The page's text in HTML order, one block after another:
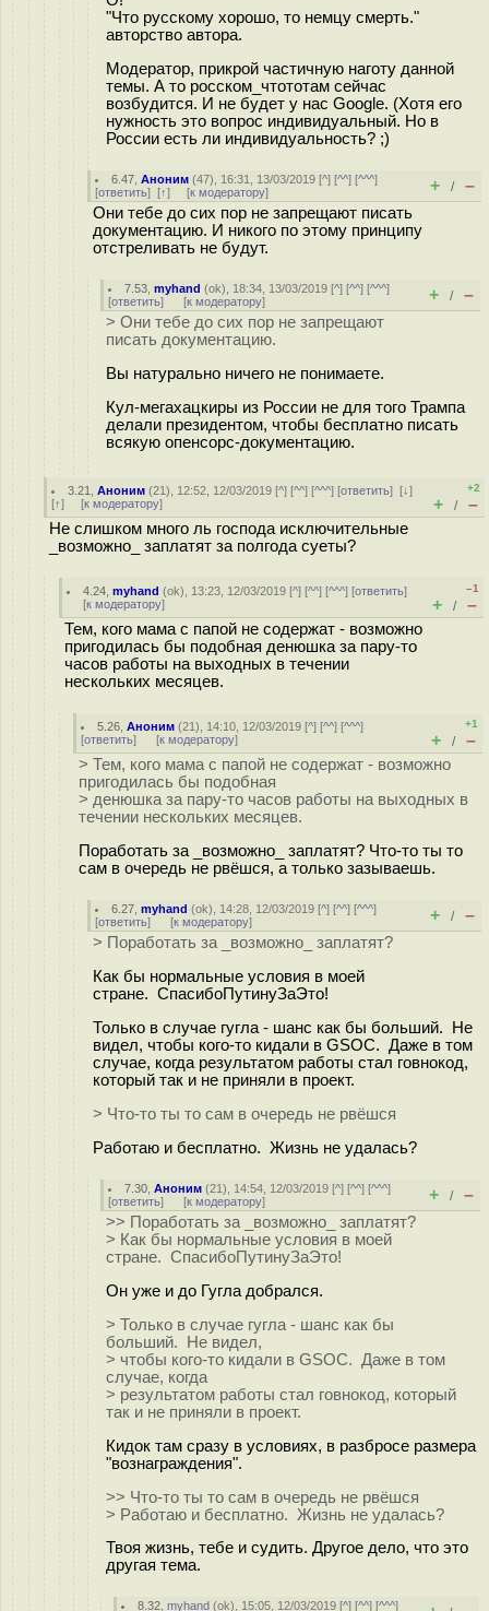
"Что русскому хорошо, то немцу смерть."
авторство автора.
Модератор, прикрой частичную наготу данной
темы. А то росском_чтототам сейчас
возбудится. И не будет у нас Google. (Хотя его
нужность это вопрос индивидуальный. Но в
России есть ли индивидуальность? ;)
6.47 ,Аноним (47), 16:31, 13/03/2019 [^] [^^] [^^^]
[ответить] [↑] [к модератору] + / –
Они тебе до сих пор не запрещают писать
документацию. И никого по этому принципу
отстреливать не будут.
7.53 ,myhand (ok), 18:34, 13/03/2019 [^] [^^] [^^^]
[ответить] [к модератору] + / –
> Они тебе до сих пор не запрещают
писать документацию.
Вы натурально ничего не понимаете.
Кул-мегахацкиры из России не для того Трампа
делали президентом, чтобы бесплатно писать
всякую опенсорс-документацию.
3.21 ,Аноним (21), 12:52, 12/03/2019 [^] [^^] [^^^] [ответить][↓]
[↑] [к модератору]
+2
+ / –
Не слишком много ль господа исключительные
_возможно_ заплатят за полгода суеты?
4.24 ,myhand (ok), 13:23, 12/03/2019 [^] [^^] [^^^] [ответить]
[к модератору]
–1
+ / –
Тем, кого мама с папой не содержат - возможно
пригодилась бы подобная денюшка за пару-то
часов работы на выходных в течении
нескольких месяцев.
5.26 ,Аноним (21), 14:10, 12/03/2019 [^] [^^] [^^^]
[ответить] [к модератору]
+1
+ / –
> Тем, кого мама с папой не содержат - возможно
пригодилась бы подобная
> денюшка за пару-то часов работы на выходных в
течении нескольких месяцев.
Поработать за _возможно_ заплатят? Что-то ты то
сам в очередь не рвёшся, а только зазываешь.
6.27 ,myhand (ok), 14:28, 12/03/2019 [^] [^^] [^^^]
[ответить] [к модератору] + / –
> Поработать за _возможно_ заплатят?
Как бы нормальные условия в моей
стране. СпасибоПутинуЗаЭто!
Только в случае гугла - шанс как бы больший. Не
видел, чтобы кого-то кидали в GSOC. Даже в том
случае, когда результатом работы стал говнокод,
который так и не приняли в проект.
> Что-то ты то сам в очередь не рвёшся
Работаю и бесплатно. Жизнь не удалась?
7.30 ,Аноним (21), 14:54, 12/03/2019 [^] [^^] [^^^]
[ответить] [к модератору] + / –
>> Поработать за _возможно_ заплатят?
> Как бы нормальные условия в моей
стране. СпасибоПутинуЗаЭто!
Он уже и до Гугла добрался.
> Только в случае гугла - шанс как бы
больший. Не видел,
> чтобы кого-то кидали в GSOC. Даже в том
случае, когда
> результатом работы стал говнокод, который
так и не приняли в проект.
Кидок там сразу в условиях, в разбросе размера
"вознаграждения".
>> Что-то ты то сам в очередь не рвёшся
> Работаю и бесплатно. Жизнь не удалась?
Твоя жизнь, тебе и судить. Другое дело, что это
другая тема.
8.32 ,myhand (ok), 15:05, 12/03/2019 [^] [^^] [^^^]